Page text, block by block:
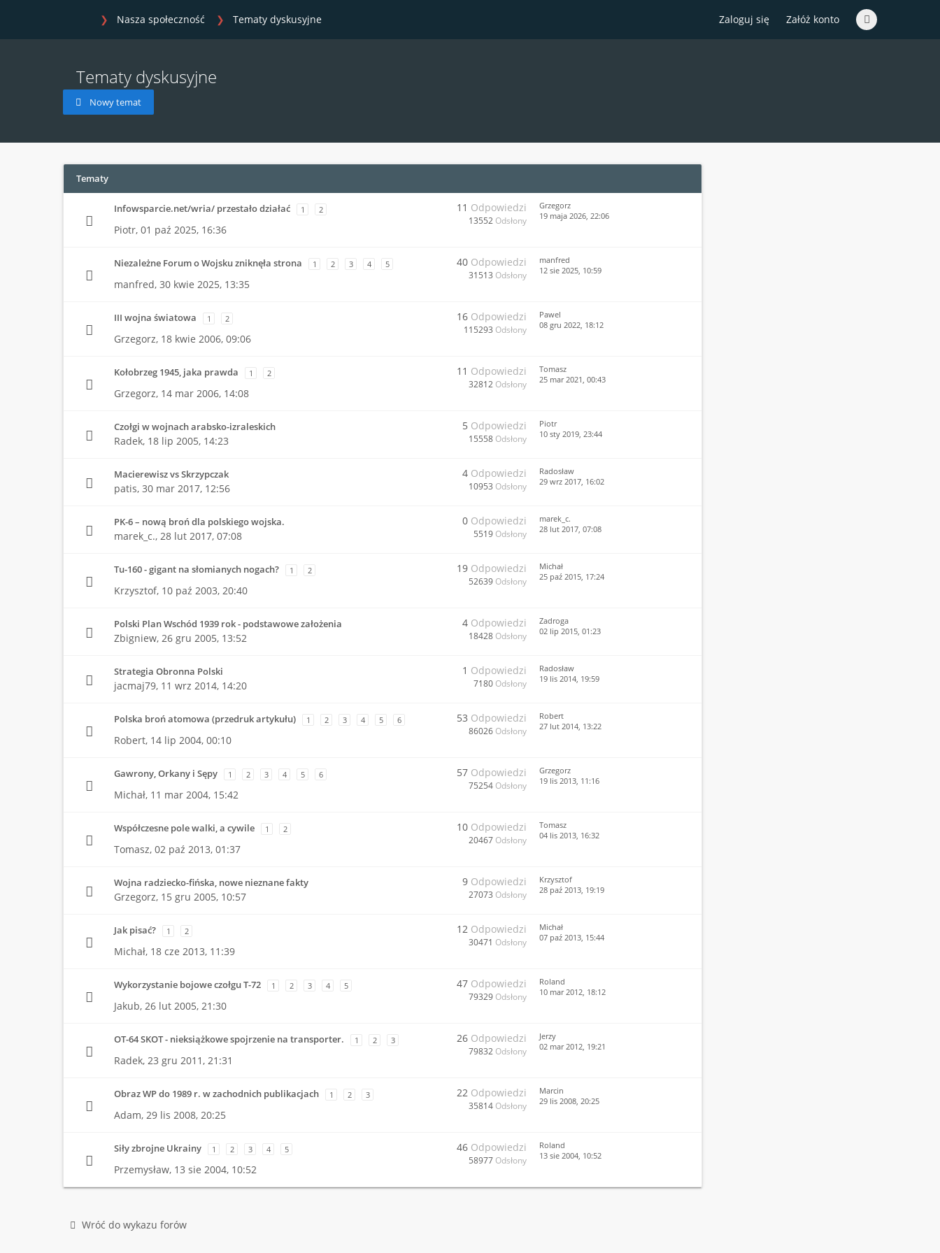
Zaloguj się Załóż konto
Nasza społeczność Tematy dyskusyjne
Tematy dyskusyjne
Nowy temat
Tematy
Infowsparcie.net/wria/ przestało działać 1 2
Piotr, 01 paź 2025, 16:36
11 Odpowiedzi
13552 Odsłony
Grzegorz
19 maja 2026, 22:06
Niezależne Forum o Wojsku zniknęła strona 1 2 3 4 5
manfred, 30 kwie 2025, 13:35
40 Odpowiedzi
31513 Odsłony
manfred
12 sie 2025, 10:59
III wojna światowa 1 2
Grzegorz, 18 kwie 2006, 09:06
16 Odpowiedzi
115293 Odsłony
Pawel
08 gru 2022, 18:12
Kołobrzeg 1945, jaka prawda 1 2
Grzegorz, 14 mar 2006, 14:08
11 Odpowiedzi
32812 Odsłony
Tomasz
25 mar 2021, 00:43
Czołgi w wojnach arabsko-izraleskich
Radek, 18 lip 2005, 14:23
5 Odpowiedzi
15558 Odsłony
Piotr
10 sty 2019, 23:44
Macierewisz vs Skrzypczak
patis, 30 mar 2017, 12:56
4 Odpowiedzi
10953 Odsłony
Radosław
29 wrz 2017, 16:02
PK-6 – nową broń dla polskiego wojska.
marek_c., 28 lut 2017, 07:08
0 Odpowiedzi
5519 Odsłony
marek_c.
28 lut 2017, 07:08
Tu-160 - gigant na słomianych nogach? 1 2
Krzysztof, 10 paź 2003, 20:40
19 Odpowiedzi
52639 Odsłony
Michał
25 paź 2015, 17:24
Polski Plan Wschód 1939 rok - podstawowe założenia
Zbigniew, 26 gru 2005, 13:52
4 Odpowiedzi
18428 Odsłony
Zadroga
02 lip 2015, 01:23
Strategia Obronna Polski
jacmaj79, 11 wrz 2014, 14:20
1 Odpowiedzi
7180 Odsłony
Radosław
19 lis 2014, 19:59
Polska broń atomowa (przedruk artykułu) 1 2 3 4 5 6
Robert, 14 lip 2004, 00:10
53 Odpowiedzi
86026 Odsłony
Robert
27 lut 2014, 13:22
Gawrony, Orkany i Sępy 1 2 3 4 5 6
Michał, 11 mar 2004, 15:42
57 Odpowiedzi
75254 Odsłony
Grzegorz
19 lis 2013, 11:16
Współczesne pole walki, a cywile 1 2
Tomasz, 02 paź 2013, 01:37
10 Odpowiedzi
20467 Odsłony
Tomasz
04 lis 2013, 16:32
Wojna radziecko-fińska, nowe nieznane fakty
Grzegorz, 15 gru 2005, 10:57
9 Odpowiedzi
27073 Odsłony
Krzysztof
28 paź 2013, 19:19
Jak pisać? 1 2
Michał, 18 cze 2013, 11:39
12 Odpowiedzi
30471 Odsłony
Michał
07 paź 2013, 15:44
Wykorzystanie bojowe czołgu T-72 1 2 3 4 5
Jakub, 26 lut 2005, 21:30
47 Odpowiedzi
79329 Odsłony
Roland
10 mar 2012, 18:12
OT-64 SKOT - nieksiążkowe spojrzenie na transporter. 1 2 3
Radek, 23 gru 2011, 21:31
26 Odpowiedzi
79832 Odsłony
Jerzy
02 mar 2012, 19:21
Obraz WP do 1989 r. w zachodnich publikacjach 1 2 3
Adam, 29 lis 2008, 20:25
22 Odpowiedzi
35814 Odsłony
Marcin
29 lis 2008, 20:25
Siły zbrojne Ukrainy 1 2 3 4 5
Przemysław, 13 sie 2004, 10:52
46 Odpowiedzi
58977 Odsłony
Roland
13 sie 2004, 10:52
Wróć do wykazu forów